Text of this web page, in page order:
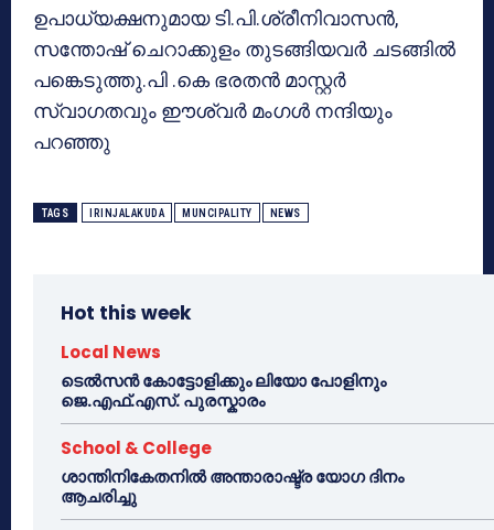
ഉപാധ്യക്ഷനുമായ ടി.പി.ശ്രീനിവാസന്‍,
സന്തോഷ് ചെറാക്കുളം തുടങ്ങിയവര്‍ ചടങ്ങില്‍
പങ്കെടുത്തു.പി .കെ ഭരതന്‍ മാസ്റ്റര്‍
സ്വാഗതവും ഈശ്വര്‍ മംഗള്‍ നന്ദിയും
പറഞ്ഞു
TAGS IRINJALAKUDA MUNCIPALITY NEWS
Hot this week
Local News
ടെൽസൻ കോട്ടോളിക്കും ലിയോ പോളിനും
ജെ.എഫ്.എസ്. പുരസ്കാരം
School & College
ശാന്തിനികേതനിൽ അന്താരാഷ്ട്ര യോഗ ദിനം
ആചരിച്ചു